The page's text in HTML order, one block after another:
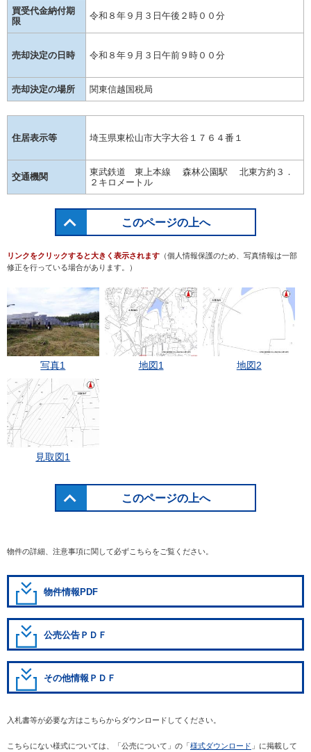
買受代金納付期
限
令和８年９月３日午後２時００分
売却決定の日時 令和８年９月３日午前９時００分
売却決定の場所 関東信越国税局
住居表示等 埼玉県東松山市大字大谷１７６４番１
交通機関
東武鉄道 東上本線 森林公園駅 北東方約３．
２キロメートル
このページの上へ
リンクをクリックすると大きく表示されます （個人情報保護のため、写真情報は一部
修正を行っている場合があります。）
写真1 地図1 地図2
見取図1
このページの上へ
物件の詳細、注意事項に関して必ずこちらをご覧ください。
物件情報PDF
公売公告ＰＤＦ
その他情報ＰＤＦ
入札書等が必要な方はこちらからダウンロードしてください。
こちらにない様式については、「公売について」の「様式ダウンロード 」に掲載して